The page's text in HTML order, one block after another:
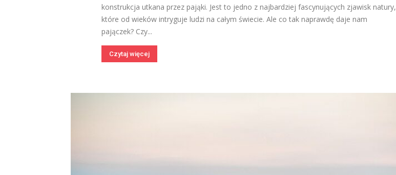
konstrukcja utkana przez pająki. Jest to jedno z najbardziej fascynujących zjawisk natury,
które od wieków intryguje ludzi na całym świecie. Ale co tak naprawdę daje nam
pajączek? Czy...
Czytaj więcej